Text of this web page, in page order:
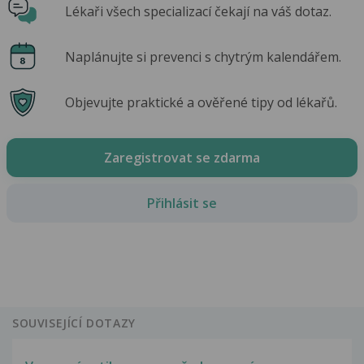
Lékaři všech specializací čekají na váš dotaz.
Naplánujte si prevenci s chytrým kalendářem.
Objevujte praktické a ověřené tipy od lékařů.
Zaregistrovat se zdarma
Přihlásit se
SOUVISEJÍCÍ DOTAZY